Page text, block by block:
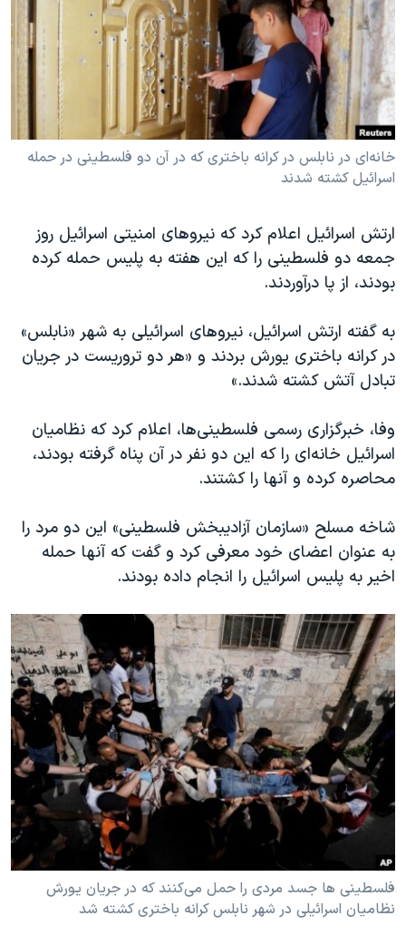
فرهنگ و زندگی
حقوق شهروندی
اقتصادی
علم و فناوری
گالری عکس
مستندها
انتخابات ریاست جمهوری آمریکا ۲۰۲۴
حمله جمهوری اسلامی به اسرائیل
رمز مهسا
اعتراضات زن، زندگی، آزادی
تریبونال مردمی آبان ۹۸
دادگاه حمید نوری
قانون شفافیت دارائی کادر رهبری ایران
اعتراضات مردمی آبان ۹۸
نرگس محمدی برنده جایزه نوبل صلح
همایش محافظه‌کاران آمریکا «سی‌پک»
سفر پرزیدنت ترامپ به چین
دنبال کنید
زبانهای مختلف
خانه‌ای در نابلس در کرانه باختری که در آن دو فلسطینی در حمله
اسرائیل کشته شدند
ارتش اسرائیل اعلام کرد که نیروهای امنیتی اسرائیل روز
جمعه دو فلسطینی را که این هفته به پلیس حمله کرده
بودند، از پا درآوردند.
به گفته ارتش اسرائیل، نیروهای اسرائیلی به شهر «نابلس»
در کرانه باختری یورش بردند و «هر دو تروریست در جریان
تبادل آتش کشته شدند.»
وفا، خبرگزاری رسمی فلسطینی‌ها، اعلام کرد که نظامیان
اسرائیل خانه‌ای را که این دو نفر در آن پناه گرفته بودند،
محاصره کرده و آنها را کشتند.
شاخه مسلح «سازمان آزادیبخش فلسطینی» این دو مرد را
به عنوان اعضای خود معرفی کرد و گفت که آنها حمله
اخیر به پلیس اسرائیل را انجام داده بودند.
فلسطینی ها جسد مردی را حمل می‌کنند که در جریان یورش
نظامیان اسرائیلی در شهر نابلس کرانه باختری کشته شد